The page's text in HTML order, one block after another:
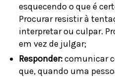
esquecendo o que é
Procurar resistir à
interpretar ou culpar.
em vez de julgar;
Responder:comunicar
que, quando uma